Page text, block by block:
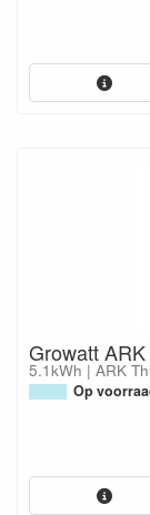
Growatt
5.1kWh | ARK
Op